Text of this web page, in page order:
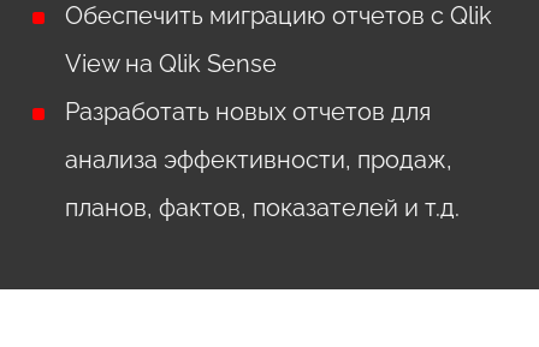
Обеспечить миграцию отчетов с Qlik
View на Qlik Sense
Разработать новых отчетов для
анализа эффективности, продаж,
планов, фактов, показателей и т.д.